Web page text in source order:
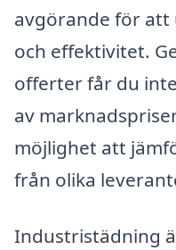
avgörande för
och effektivitet.
offerter får du
av
möjlighet att
från olika
Industristädning